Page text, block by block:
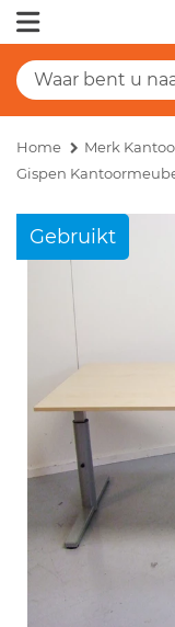
Home
Merk
Gispen
Gebruikt